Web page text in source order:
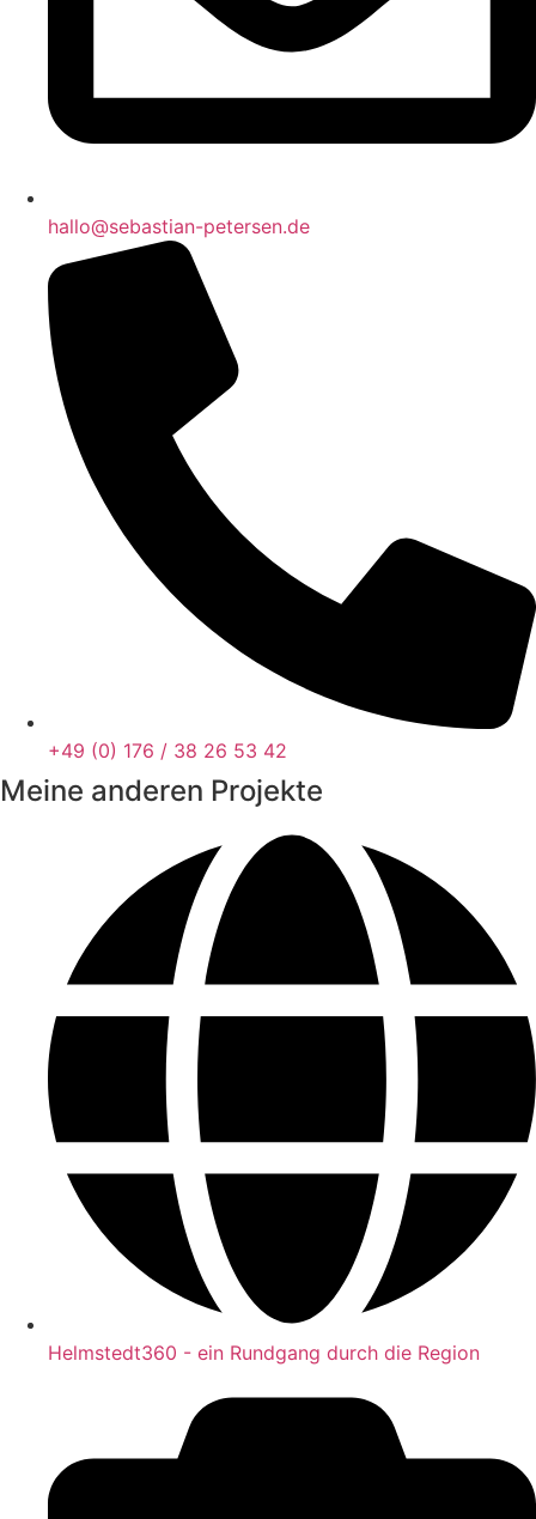
hallo@sebastian-petersen.de
+49 (0) 176 / 38 26 53 42
Meine anderen Projekte
Helmstedt360 - ein Rundgang durch die Region